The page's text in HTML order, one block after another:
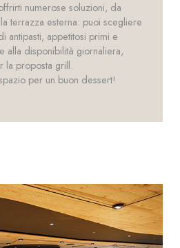
numerose soluzioni, da
terrazza esterna: puoi scegliere
antipasti, appetitosi primi e
alla disponibilità giornaliera,
la proposta grill.
per un buon dessert!